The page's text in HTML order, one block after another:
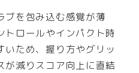
ブを包み込む感覚が薄
トロールやインパクト時
ため、握り方やグリッ
が減りスコア向上に直結